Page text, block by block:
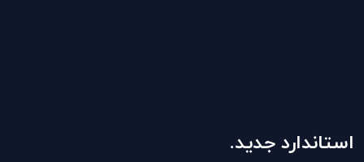
استاندارد جدید.